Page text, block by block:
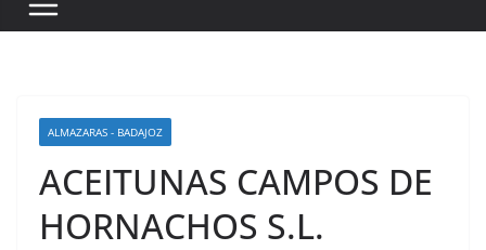
ALMAZARAS - BADAJOZ
ACEITUNAS CAMPOS DE
HORNACHOS S.L.